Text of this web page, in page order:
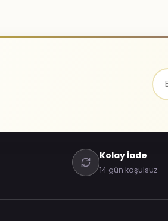
Kolay İade
14 gün koşulsuz